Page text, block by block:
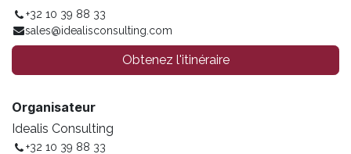
+32 10 39 88 33
sales@idealisconsulting.com
Obtenez l'itinéraire
Organisateur
Idealis Consulting
+32 10 39 88 33